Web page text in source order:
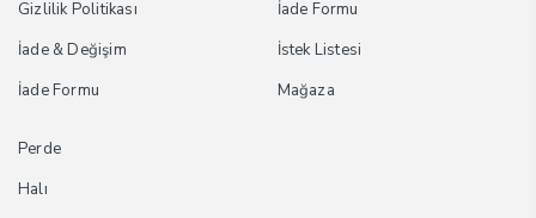
Gizlilik Politikası
İade & Değişim
İade Formu
İade Formu
İstek Listesi
Mağaza
Perde
Halı